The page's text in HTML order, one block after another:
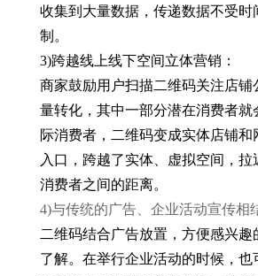
收集到大量数据，传递数据不受时
制。
3)跨越线上线下空间立体营销：
商家鼓励用户扫描二维码关注店铺
量转化，其中一部分潜在消费者就
际消费者，二维码变成实体店铺和
入口，跨越了实体、虚拟空间，拉
消费者之间的距离。
4)与传统的广告、企业活动宣传相
二维码结合广告放置，方便感兴趣
了解。在举行企业活动的时候，也